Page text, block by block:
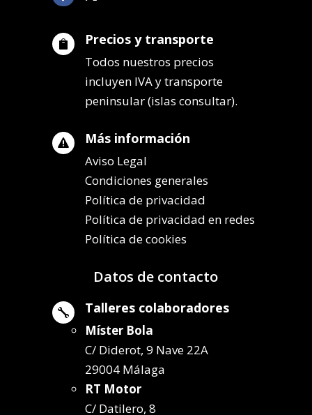
 Precios y transporte
Todos nuestros precios
incluyen IVA y transporte
peninsular (islas consultar).
 Más información
Aviso Legal
Condiciones generales
Política de privacidad
Política de privacidad en redes
Política de cookies
Datos de contacto
 Talleres colaboradores
Míster Bola
C/ Diderot, 9 Nave 22A
29004 Málaga
RT Motor
C/ Datilero, 8